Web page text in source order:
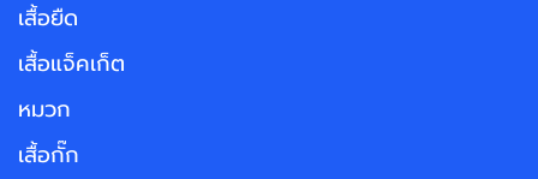
เสื้อยืด
เสื้อแจ็คเก็ต
หมวก
เสื้อกั๊ก